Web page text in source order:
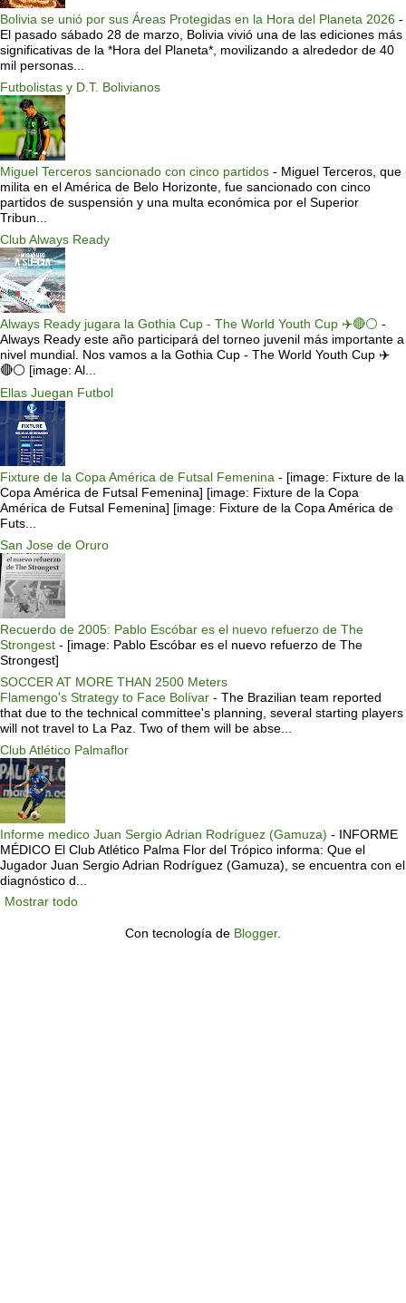
Bolivia se unió por sus Áreas Protegidas en la Hora del Planeta 2026 -
El pasado sábado 28 de marzo, Bolivia vivió una de las ediciones más
significativas de la *Hora del Planeta*, movilizando a alrededor de 40
mil personas...
Futbolistas y D.T. Bolivianos
Miguel Terceros sancionado con cinco partidos - Miguel Terceros, que
milita en el América de Belo Horizonte, fue sancionado con cinco
partidos de suspensión y una multa económica por el Superior
Tribun...
Club Always Ready
Always Ready jugara la Gothia Cup - The World Youth Cup ✈️🔴⚪️ -
Always Ready este año participará del torneo juvenil más importante a
nivel mundial. Nos vamos a la Gothia Cup - The World Youth Cup ✈️
🔴⚪️ [image: Al...
Ellas Juegan Futbol
Fixture de la Copa América de Futsal Femenina - [image: Fixture de la
Copa América de Futsal Femenina] [image: Fixture de la Copa
América de Futsal Femenina] [image: Fixture de la Copa América de
Futs...
San Jose de Oruro
Recuerdo de 2005: Pablo Escóbar es el nuevo refuerzo de The
Strongest - [image: Pablo Escóbar es el nuevo refuerzo de The
Strongest]
SOCCER AT MORE THAN 2500 Meters
Flamengo's Strategy to Face Bolívar - The Brazilian team reported
that due to the technical committee's planning, several starting players
will not travel to La Paz. Two of them will be abse...
Club Atlético Palmaflor
Informe medico Juan Sergio Adrian Rodríguez (Gamuza) - INFORME
MÉDICO El Club Atlético Palma Flor del Trópico informa: Que el
Jugador Juan Sergio Adrian Rodríguez (Gamuza), se encuentra con el
diagnóstico d...
Mostrar todo
Con tecnología de Blogger.